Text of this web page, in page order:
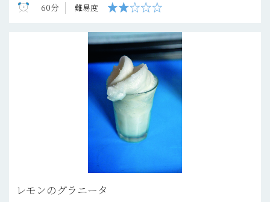
60分 難易度
レモンのグラニータ